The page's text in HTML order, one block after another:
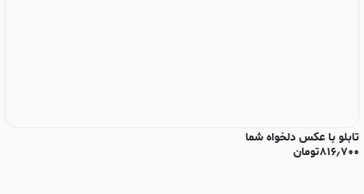
تابلو با عکس دلخواه شما
۸۱۶٫۷۰۰تومان